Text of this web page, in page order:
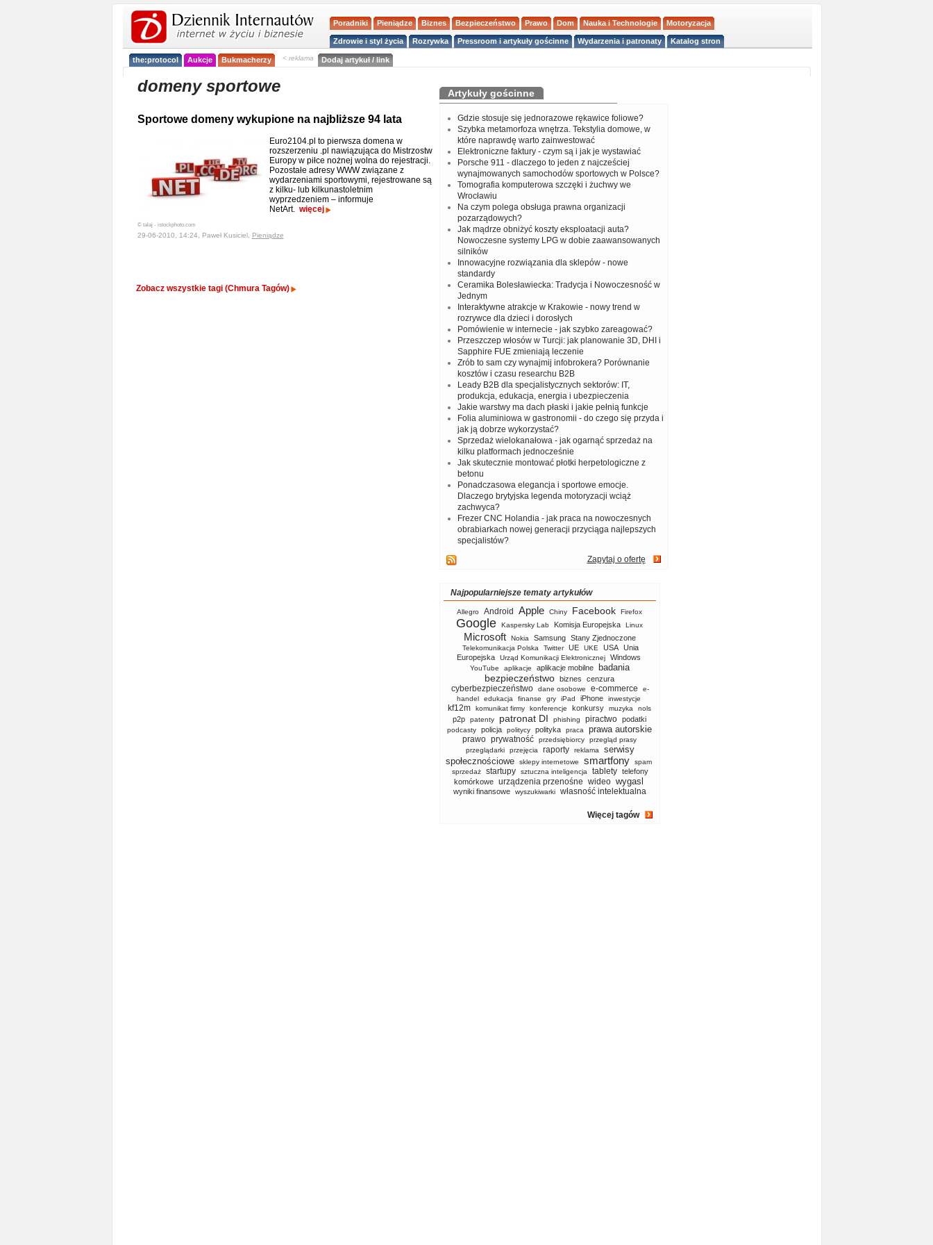
Poradniki Pieniądze Biznes Bezpieczeństwo Prawo Dom Nauka i Technologie Motoryzacja
Zdrowie i styl życia Rozrywka Pressroom i artykuły gościnne Wydarzenia i patronaty Katalog stron
the:protocol Aukcje Bukmacherzy < reklama Dodaj artykuł / link
domeny sportowe
Sportowe domeny wykupione na najbliższe 94 lata
© talaj - istockphoto.com
Euro2104.pl to pierwsza domena w
rozszerzeniu .pl nawiązująca do Mistrzostw
Europy w piłce nożnej wolna do rejestracji.
Pozostałe adresy WWW związane z
wydarzeniami sportowymi, rejestrowane są
z kilku- lub kilkunastoletnim
wyprzedzeniem – informuje
NetArt. więcej
29-06-2010, 14:24, Paweł Kusiciel, Pieniądze
Zobacz wszystkie tagi (Chmura Tagów)
Artykuły gościnne
Gdzie stosuje się jednorazowe rękawice foliowe?
Szybka metamorfoza wnętrza. Tekstylia domowe, w
które naprawdę warto zainwestować
Elektroniczne faktury - czym są i jak je wystawiać
Porsche 911 - dlaczego to jeden z najcześciej
wynajmowanych samochodów sportowych w Polsce?
Tomografia komputerowa szczęki i żuchwy we
Wrocławiu
Na czym polega obsługa prawna organizacji
pozarządowych?
Jak mądrze obniżyć koszty eksploatacji auta?
Nowoczesne systemy LPG w dobie zaawansowanych
silników
Innowacyjne rozwiązania dla sklepów - nowe
standardy
Ceramika Bolesławiecka: Tradycja i Nowoczesność w
Jednym
Interaktywne atrakcje w Krakowie - nowy trend w
rozrywce dla dzieci i dorosłych
Pomówienie w internecie - jak szybko zareagować?
Przeszczep włosów w Turcji: jak planowanie 3D, DHI i
Sapphire FUE zmieniają leczenie
Zrób to sam czy wynajmij infobrokera? Porównanie
kosztów i czasu researchu B2B
Leady B2B dla specjalistycznych sektorów: IT,
produkcja, edukacja, energia i ubezpieczenia
Jakie warstwy ma dach płaski i jakie pełnią funkcje
Folia aluminiowa w gastronomii - do czego się przyda i
jak ją dobrze wykorzystać?
Sprzedaż wielokanałowa - jak ogarnąć sprzedaż na
kilku platformach jednocześnie
Jak skutecznie montować płotki herpetologiczne z
betonu
Ponadczasowa elegancja i sportowe emocje.
Dlaczego brytyjska legenda motoryzacji wciąż
zachwyca?
Frezer CNC Holandia - jak praca na nowoczesnych
obrabiarkach nowej generacji przyciąga najlepszych
specjalistów?
Zapytaj o ofertę
Najpopularniejsze tematy artykułów
Allegro Android Apple Chiny Facebook Firefox
Google Kaspersky Lab Komisja Europejska Linux
Microsoft Nokia Samsung Stany Zjednoczone
Telekomunikacja Polska Twitter UE UKE USA
Unia
Europejska
Urząd Komunikacji Elektronicznej Windows
YouTube aplikacje aplikacje mobilne badania
bezpieczeństwo biznes cenzura
cyberbezpieczeństwo dane osobowe e-commerce
e-
handel
edukacja finanse gry iPad iPhone inwestycje
kf12m komunikat firmy konferencje konkursy muzyka nols
p2p patenty patronat DI phishing piractwo podatki
podcasty policja politycy polityka praca prawa autorskie
prawo prywatność przedsiębiorcy
przegląd prasy
przeglądarki
przejęcia raporty reklama
serwisy
społecznościowe
sklepy internetowe smartfony
spam
sprzedaż
startupy sztuczna inteligencja tablety telefony
komórkowe urządzenia przenośne wideo wygasl
wyniki finansowe wyszukiwarki własność intelektualna
Więcej tagów